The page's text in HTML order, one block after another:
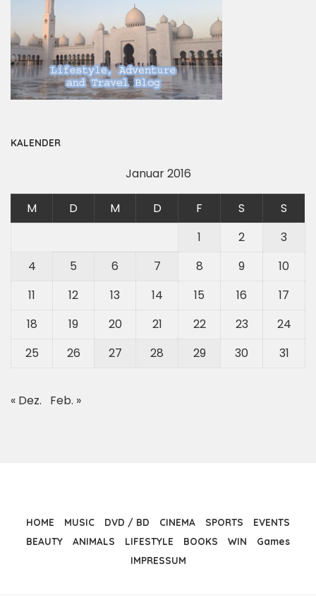
KALENDER
Januar 2016
M D M D F S
S
1
2
3
4
5 6 7 8 9
10
11
12 13 14 15 16
17
18
19 20 21 22 23
24
25
26 27 28 29 30 31
« Dez. Feb. »
HOME MUSIC DVD / BD CINEMA SPORTS
EVENTS
BEAUTY
ANIMALS LIFESTYLE BOOKS WIN
Games
IMPRESSUM